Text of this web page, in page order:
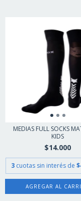
MEDIAS FULL SOCKS
KIDS
$14.000
3 cuotas sin interés de
AGREGAR AL